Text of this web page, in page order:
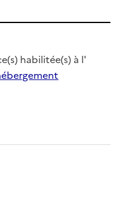
habilitée(s) à l'